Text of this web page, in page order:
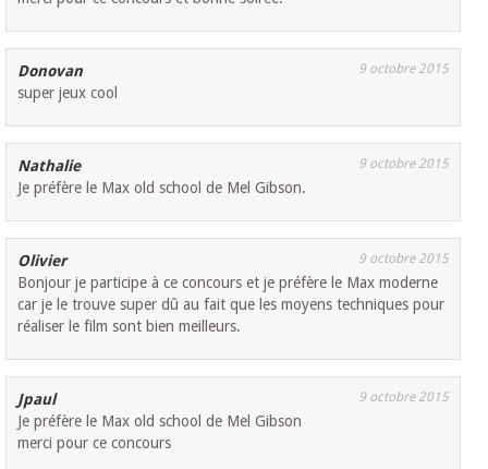
Donovan 9 octobre 2015
super jeux cool
Nathalie 9 octobre 2015
Je préfère le Max old school de Mel Gibson.
Olivier 9 octobre 2015
Bonjour je participe à ce concours et je préfère le Max moderne
car je le trouve super dû au fait que les moyens techniques pour
réaliser le film sont bien meilleurs.
Jpaul 9 octobre 2015
Je préfère le Max old school de Mel Gibson
merci pour ce concours